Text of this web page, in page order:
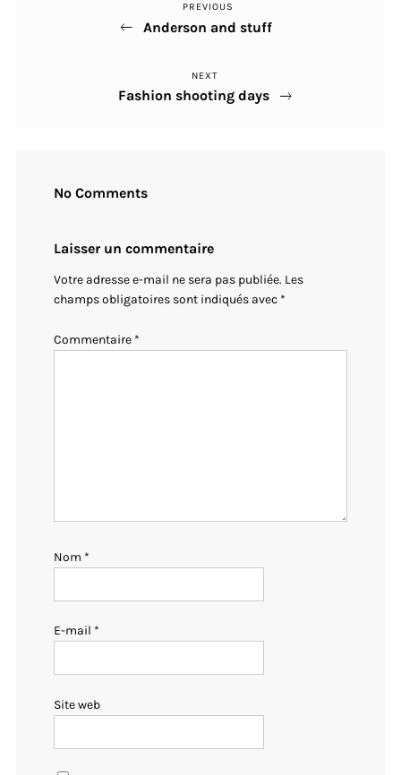
Previous
Post
PREVIOUS
Anderson and stuff
Next
Post
NEXT
Fashion shooting days
No Comments
Laisser un commentaire
Votre adresse e-mail ne sera pas publiée. Les
champs obligatoires sont indiqués avec *
Commentaire *
Nom *
E-mail *
Site web